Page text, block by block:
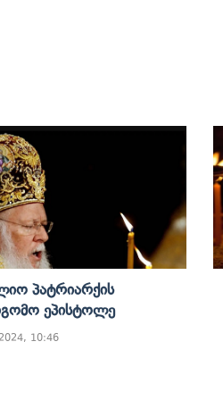
Პატრიარქის
Ეპისტოლე
2024, 10:46